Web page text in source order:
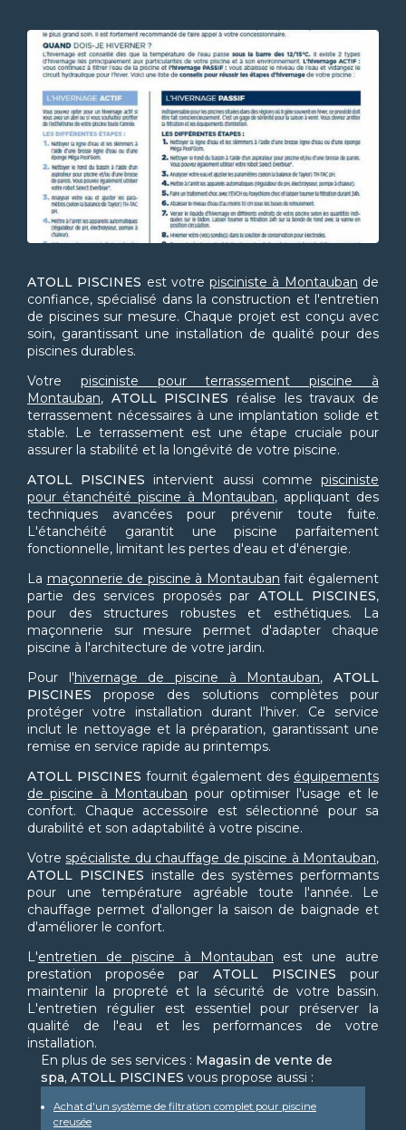
ATOLL PISCINES est votrepisciniste à Montauban de
confiance, spécialisé dans la construction et l'entretien
de piscines sur mesure. Chaque projet est conçu avec
soin, garantissant une installation de qualité pour des
piscines durables.
Votre pisciniste pour terrassement piscine à
Montauban, ATOLL PISCINES réalise les travaux de
terrassement nécessaires à une implantation solide et
stable. Le terrassement est une étape cruciale pour
assurer la stabilité et la longévité de votre piscine.
ATOLL PISCINES intervient aussi commepisciniste
pour étanchéité piscine à Montauban, appliquant des
techniques avancées pour prévenir toute fuite.
L'étanchéité garantit une piscine parfaitement
fonctionnelle, limitant les pertes d'eau et d'énergie.
La maçonnerie de piscine à Montauban fait également
partie des services proposés par ATOLL PISCINES,
pour des structures robustes et esthétiques. La
maçonnerie sur mesure permet d'adapter chaque
piscine à l'architecture de votre jardin.
Pour l'hivernage de piscine à Montauban,ATOLL
PISCINES propose des solutions complètes pour
protéger votre installation durant l'hiver. Ce service
inclut le nettoyage et la préparation, garantissant une
remise en service rapide au printemps.
ATOLL PISCINES fournit également des équipements
de piscine à Montauban pour optimiser l'usage et le
confort. Chaque accessoire est sélectionné pour sa
durabilité et son adaptabilité à votre piscine.
Votre spécialiste du chauffage de piscine à Montauban,
ATOLL PISCINES installe des systèmes performants
pour une température agréable toute l'année. Le
chauffage permet d'allonger la saison de baignade et
d'améliorer le confort.
L'entretien de piscine à Montauban est une autre
prestation proposée par ATOLL PISCINES pour
maintenir la propreté et la sécurité de votre bassin.
L'entretien régulier est essentiel pour préserver la
qualité de l'eau et les performances de votre
installation.
En plus de ses services : Magasin de vente de
spa, ATOLL PISCINES vous propose aussi :
Achat d'un système de filtration complet pour piscine
creusée